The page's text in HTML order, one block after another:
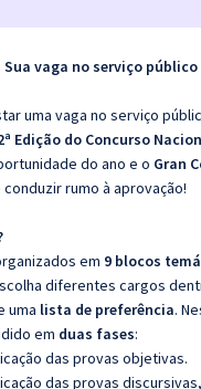
Sua vaga no serviço
uma vaga no serviço
Edição do Concurso
do ano e o Gran
rumo à aprovação!
em 9 blocos
diferentes cargos
uma lista de preferência.
em duas fases:
das provas objetivas.
das provas discursivas,